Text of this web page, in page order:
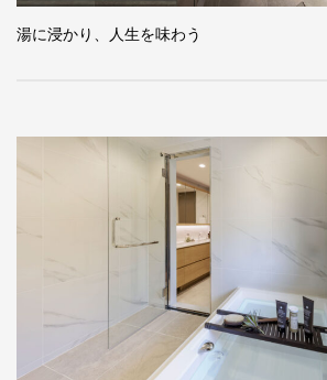
湯に浸かり、人生を味わう